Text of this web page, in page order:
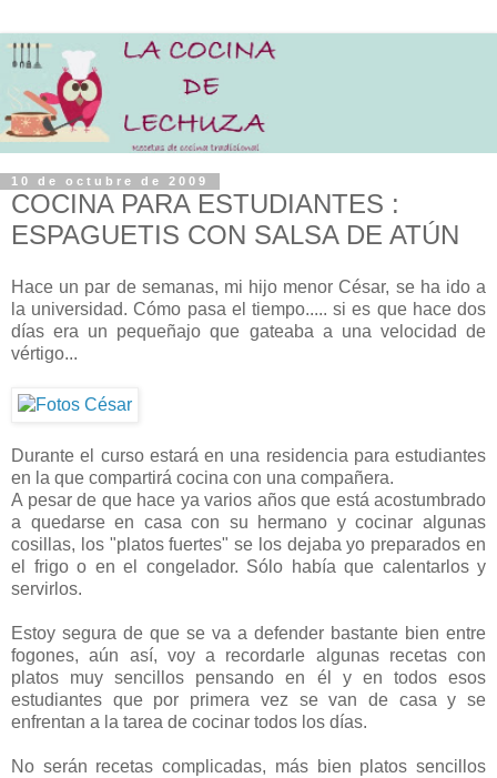
10 de octubre de 2009
COCINA PARA ESTUDIANTES :
ESPAGUETIS CON SALSA DE ATÚN
Hace un par de semanas, mi hijo menor César, se ha ido a
la universidad. Cómo pasa el tiempo..... si es que hace dos
días era un pequeñajo que gateaba a una velocidad de
vértigo...
Durante el curso estará en una residencia para estudiantes
en la que compartirá cocina con una compañera.
A pesar de que hace ya varios años que está acostumbrado
a quedarse en casa con su hermano y cocinar algunas
cosillas, los "platos fuertes" se los dejaba yo preparados en
el frigo o en el congelador. Sólo había que calentarlos y
servirlos.
Estoy segura de que se va a defender bastante bien entre
fogones, aún así, voy a recordarle algunas recetas con
platos muy sencillos pensando en él y en todos esos
estudiantes que por primera vez se van de casa y se
enfrentan a la tarea de cocinar todos los días.
No serán recetas complicadas, más bien platos sencillos